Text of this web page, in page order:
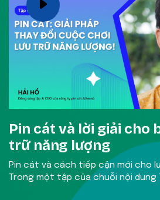
Pin cát và lời giải cho
trữ năng lượng
Pin cát và cách tiếp cận mới cho
Trong một tập của chuỗi nội dung